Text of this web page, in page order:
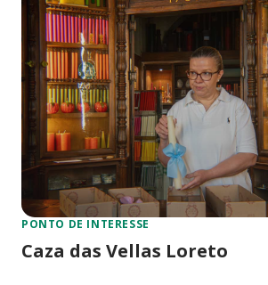
PONTO DE INTERESSE
Caza das Vellas Loreto